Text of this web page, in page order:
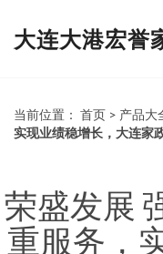
大连大港宏誉
当前位置： 首页 > 产品大
实现业绩稳增长，大连家
荣盛发展
重服务，